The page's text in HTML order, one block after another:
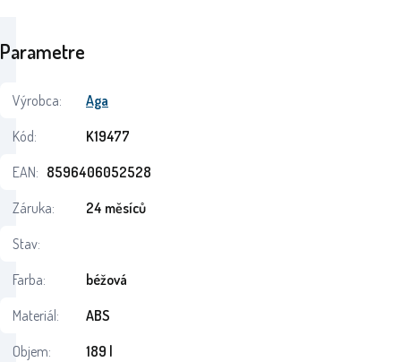
Parametre
Výrobca:
Aga
Kód:
K19477
EAN: 8596406052528
Záruka:
24 měsíců
Stav:
Farba:
béžová
Materiál:
ABS
Objem:
189 l